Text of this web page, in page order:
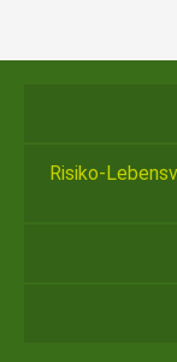
Risiko-